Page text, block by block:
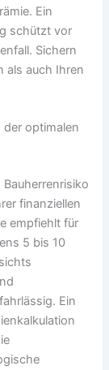
Ein
schützt vor
Sichern
als auch Ihren
der optimalen
finanziellen
empfiehlt für
5 bis 10
Ein